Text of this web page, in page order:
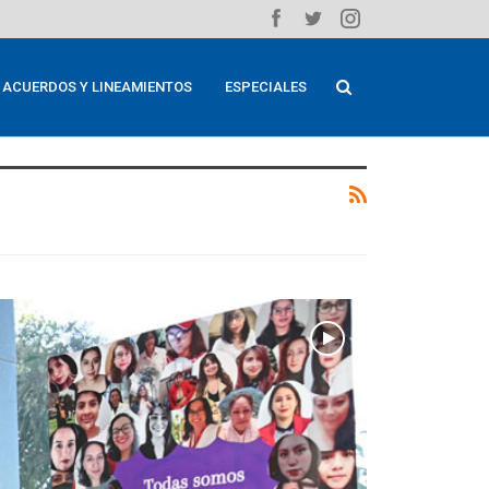
ACUERDOS Y LINEAMIENTOS ESPECIALES